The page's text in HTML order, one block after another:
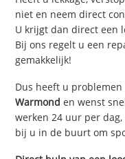
niet en neem direct
U krijgt dan direct een
Bij ons regelt u een
gemakkelijk!
Dus heeft u
Warmond en wenst
werken 24 uur per
bij u in de buurt om